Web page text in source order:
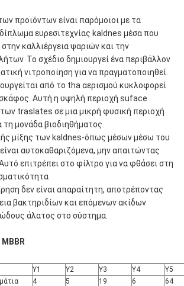
προϊόντων είναι παρόμοιοι με τα
ευρεσιτεχνίας kaldnes μέσα που
καλλιέργεια ψαριών και την
Το σχέδιο δημιουργεί ένα περιβάλλον
νιτροποίηση για να πραγματοποιηθεί.
από το tha αερισμού κυκλοφορεί
Αυτή η υψηλή περιοχή suface
traslates σε μια μικρή φυσική περιοχή
τη μονάδα βιοδιηθήματος.
μίξης των kaldnes-όπως μέσων μέσω του
αυτοκαθαριζόμενα, μην απαιτώντας
επιτρέπει στο φίλτρο για να φθάσει στη
δεν είναι απαραίτητη, αποτρέποντας
βακτηριδίων και επόμενων ακίδων
άλατος στο σύστημα.
Y1 Y2 Y3 Y4
Y5
4 5 19 6
64